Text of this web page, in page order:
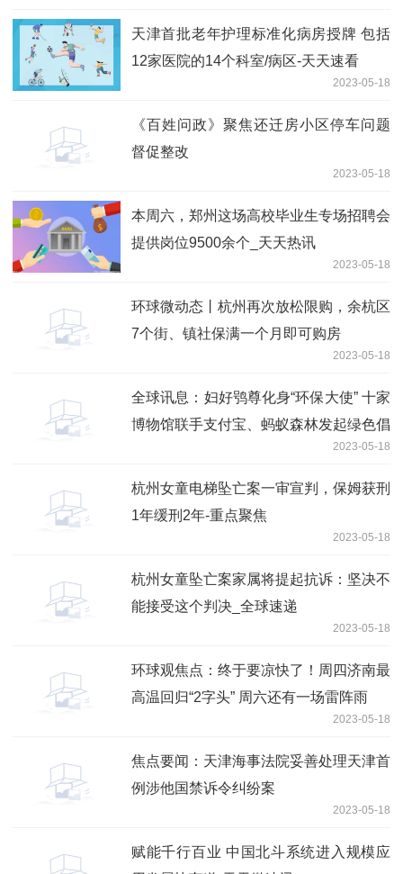
天津首批老年护理标准化病房授牌 包括
12家医院的14个科室/病区-天天速看
2023-05-18
《百姓问政》聚焦还迁房小区停车问题
督促整改
2023-05-18
本周六，郑州这场高校毕业生专场招聘会
提供岗位9500余个_天天热讯
2023-05-18
环球微动态丨杭州再次放松限购，余杭区
7个街、镇社保满一个月即可购房
2023-05-18
全球讯息：妇好鸮尊化身“环保大使” 十家
博物馆联手支付宝、蚂蚁森林发起绿色倡
2023-05-18
杭州女童电梯坠亡案一审宣判，保姆获刑
1年缓刑2年-重点聚焦
2023-05-18
杭州女童坠亡案家属将提起抗诉：坚决不
能接受这个判决_全球速递
2023-05-18
环球观焦点：终于要凉快了！周四济南最
高温回归“2字头” 周六还有一场雷阵雨
2023-05-18
焦点要闻：天津海事法院妥善处理天津首
例涉他国禁诉令纠纷案
2023-05-18
赋能千行百业 中国北斗系统进入规模应